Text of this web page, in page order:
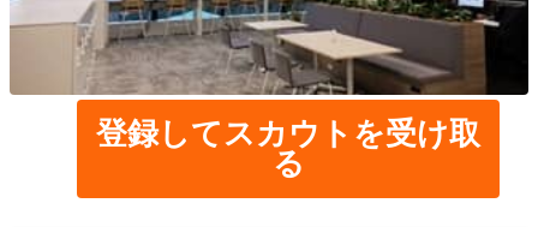
登録してスカウトを受け取
る